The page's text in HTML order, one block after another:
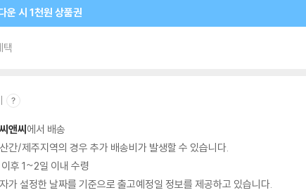
운 시 1천원 상품권
택
앤씨에서 배송
간/제주지역의 경우 추가 배송비가 발생할 수 있습니다.
후 1~2일 이내 수령
가 설정한 날짜를 기준으로 출고예정일 정보를 제공하고 있습니다.